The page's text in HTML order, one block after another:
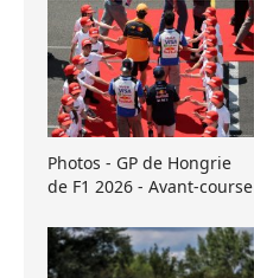
Photos - GP de Hongrie
de F1 2026 - Avant-course